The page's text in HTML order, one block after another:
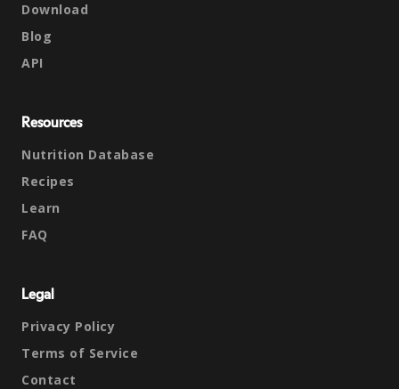
Download
Blog
API
Resources
Nutrition Database
Recipes
Learn
FAQ
Legal
Privacy Policy
Terms of Service
Contact